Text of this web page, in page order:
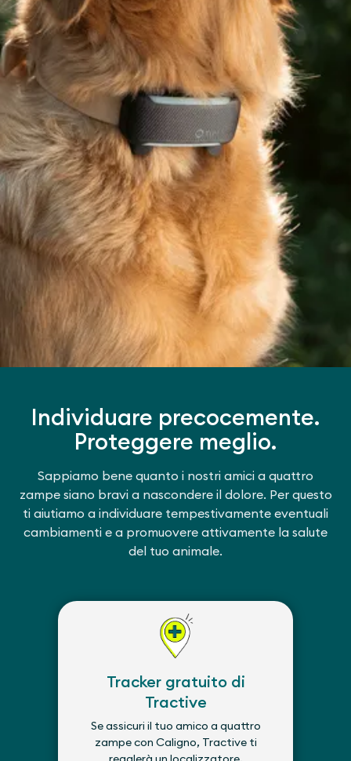
Individuare precocemente.
Proteggere meglio.
Sappiamo bene quanto i nostri amici a quattro
zampe siano bravi a nascondere il dolore. Per questo
ti aiutiamo a individuare tempestivamente eventuali
cambiamenti e a promuovere attivamente la salute
del tuo animale.
Tracker gratuito di
Tractive
Se assicuri il tuo amico a quattro
zampe con Caligno, Tractive ti